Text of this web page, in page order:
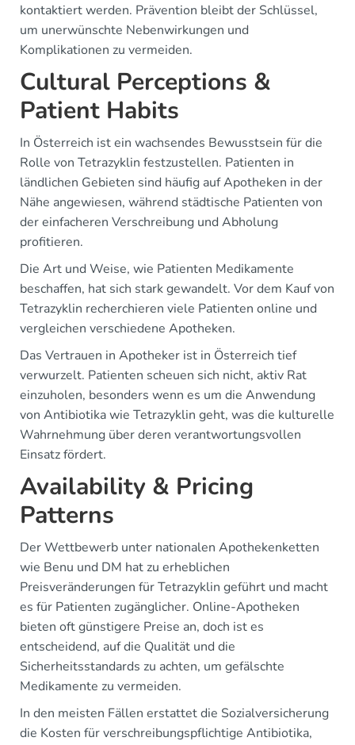
kontaktiert werden. Prävention bleibt der Schlüssel,
um unerwünschte Nebenwirkungen und
Komplikationen zu vermeiden.
Cultural Perceptions &
Patient Habits
In Österreich ist ein wachsendes Bewusstsein für die
Rolle von Tetrazyklin festzustellen. Patienten in
ländlichen Gebieten sind häufig auf Apotheken in der
Nähe angewiesen, während städtische Patienten von
der einfacheren Verschreibung und Abholung
profitieren.
Die Art und Weise, wie Patienten Medikamente
beschaffen, hat sich stark gewandelt. Vor dem Kauf von
Tetrazyklin recherchieren viele Patienten online und
vergleichen verschiedene Apotheken.
Das Vertrauen in Apotheker ist in Österreich tief
verwurzelt. Patienten scheuen sich nicht, aktiv Rat
einzuholen, besonders wenn es um die Anwendung
von Antibiotika wie Tetrazyklin geht, was die kulturelle
Wahrnehmung über deren verantwortungsvollen
Einsatz fördert.
Availability & Pricing
Patterns
Der Wettbewerb unter nationalen Apothekenketten
wie Benu und DM hat zu erheblichen
Preisveränderungen für Tetrazyklin geführt und macht
es für Patienten zugänglicher. Online-Apotheken
bieten oft günstigere Preise an, doch ist es
entscheidend, auf die Qualität und die
Sicherheitsstandards zu achten, um gefälschte
Medikamente zu vermeiden.
In den meisten Fällen erstattet die Sozialversicherung
die Kosten für verschreibungspflichtige Antibiotika,